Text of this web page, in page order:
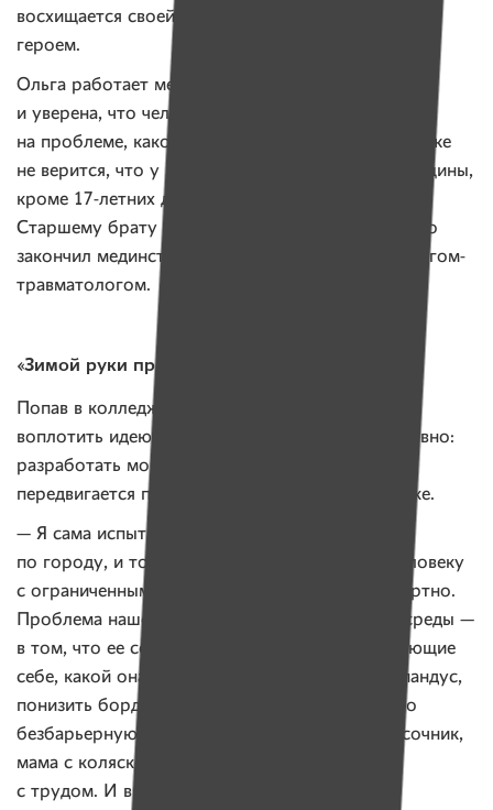
восхищается своей мамой и считает ее настоящим
героем.
Ольга работает менеджером в языковом центре
и уверена, что человек не должен зацикливаться
на проблеме, какой бы сложной она ни была. Даже
не верится, что у этой молодой энергичной женщины,
кроме 17-летних двойняшек, еще взрослый сын.
Старшему брату Лены и Юли 24 года, он недавно
закончил мединститут и работает детским хирургом-
травматологом.
«Зимой руки примерзают к ободам»
Попав в колледж Юля получила возможность
воплотить идею, которая возникла у нее уже давно:
разработать мобильный навигатор для тех, кто
передвигается по Минску на инвалидной коляске.
— Я сама испытываю проблемы, передвигаясь
по городу, и точно знаю, что нужно, чтобы человеку
с ограниченными возможностями было комфортно.
Проблема нашей современной безбарьерной среды —
в том, что ее создают люди, плохо представляющие
себе, какой она должна быть. Могут сделать пандус,
понизить бордюр, но некорректно, потому что
безбарьерную среду не протестировали колясочник,
мама с коляской или человек, который ходит
с трудом. И в дальнейшем они не смогут